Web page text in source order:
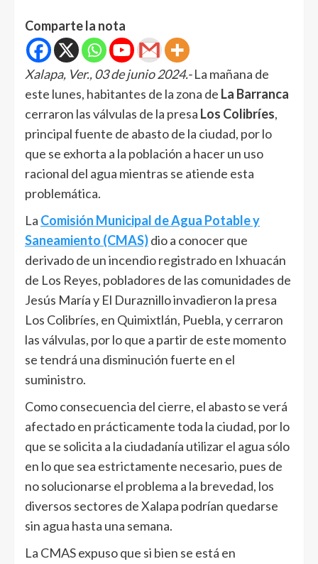
Comparte la nota
Xalapa, Ver., 03 de junio 2024.-La mañana de
este lunes, habitantes de la zona de La Barranca
cerraron las válvulas de la presa Los Colibríes,
principal fuente de abasto de la ciudad, por lo
que se exhorta a la población a hacer un uso
racional del agua mientras se atiende esta
problemática.
La Comisión Municipal de Agua Potable y
Saneamiento (CMAS)dio a conocer que
derivado de un incendio registrado en Ixhuacán
de Los Reyes, pobladores de las comunidades de
Jesús María y El Duraznillo invadieron la presa
Los Colibríes, en Quimixtlán, Puebla, y cerraron
las válvulas, por lo que a partir de este momento
se tendrá una disminución fuerte en el
suministro.
Como consecuencia del cierre, el abasto se verá
afectado en prácticamente toda la ciudad, por lo
que se solicita a la ciudadanía utilizar el agua sólo
en lo que sea estrictamente necesario, pues de
no solucionarse el problema a la brevedad, los
diversos sectores de Xalapa podrían quedarse
sin agua hasta una semana.
La CMAS expuso que si bien se está en